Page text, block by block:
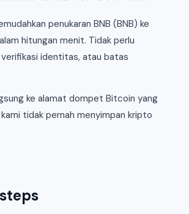
penukaran BNB (BNB) ke
hitungan menit. Tidak perlu
identitas, atau batas
ke alamat dompet Bitcoin yang
tidak pernah menyimpan kripto